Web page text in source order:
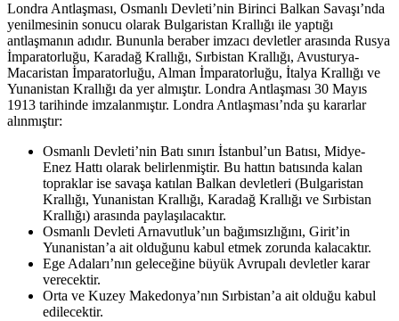
Londra Antlaşması, Osmanlı Devleti’nin Birinci Balkan Savaşı’nda
yenilmesinin sonucu olarak Bulgaristan Krallığı ile yaptığı
antlaşmanın adıdır. Bununla beraber imzacı devletler arasında Rusya
İmparatorluğu, Karadağ Krallığı, Sırbistan Krallığı, Avusturya-
Macaristan İmparatorluğu, Alman İmparatorluğu, İtalya Krallığı ve
Yunanistan Krallığı da yer almıştır. Londra Antlaşması 30 Mayıs
1913 tarihinde imzalanmıştır. Londra Antlaşması’nda şu kararlar
alınmıştır:
Osmanlı Devleti’nin Batı sınırı İstanbul’un Batısı, Midye-
Enez Hattı olarak belirlenmiştir. Bu hattın batısında kalan
topraklar ise savaşa katılan Balkan devletleri (Bulgaristan
Krallığı, Yunanistan Krallığı, Karadağ Krallığı ve Sırbistan
Krallığı) arasında paylaşılacaktır.
Osmanlı Devleti Arnavutluk’un bağımsızlığını, Girit’in
Yunanistan’a ait olduğunu kabul etmek zorunda kalacaktır.
Ege Adaları’nın geleceğine büyük Avrupalı devletler karar
verecektir.
Orta ve Kuzey Makedonya’nın Sırbistan’a ait olduğu kabul
edilecektir.